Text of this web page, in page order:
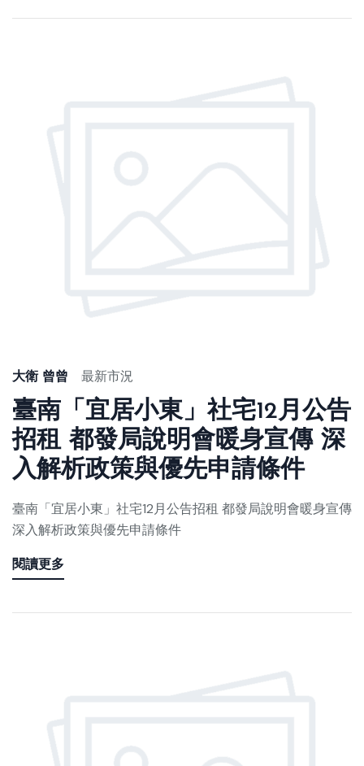
大衛 曾曾 最新市況
臺南「宜居小東」社宅12月公告
招租 都發局說明會暖身宣傳 深
入解析政策與優先申請條件
臺南「宜居小東」社宅12月公告招租 都發局說明會暖身宣傳
深入解析政策與優先申請條件
閱讀更多